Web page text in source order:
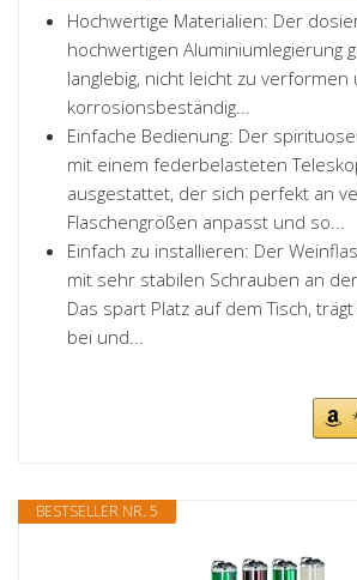
Hochwertige Materialien: Der
hochwertigen Aluminiumlegierung
langlebig, nicht leicht zu
korrosionsbeständig...
Einfache Bedienung: Der
mit einem federbelasteten
ausgestattet, der sich perfekt an
Flaschengrößen anpasst und so...
Einfach zu installieren: Der
mit sehr stabilen Schrauben an
Das spart Platz auf dem Tisch,
bei und...
BESTSELLER NR. 5